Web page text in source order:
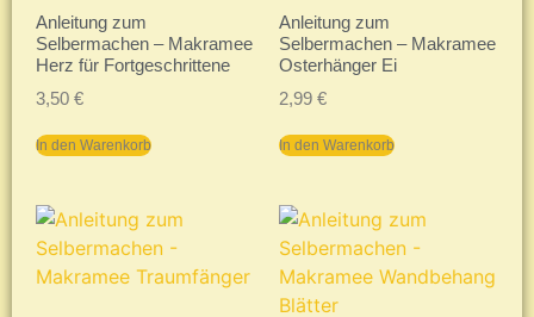
Anleitung zum
Selbermachen – Makramee
Herz für Fortgeschrittene
3,50 €
In den Warenkorb
Anleitung zum
Selbermachen – Makramee
Osterhänger Ei
2,99 €
In den Warenkorb